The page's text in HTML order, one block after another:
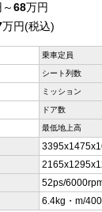
68万円
万円(税込)
乗車定員
シート列数
ミッション
ドア数
最低地上高
52ps/
6.4kg・m/